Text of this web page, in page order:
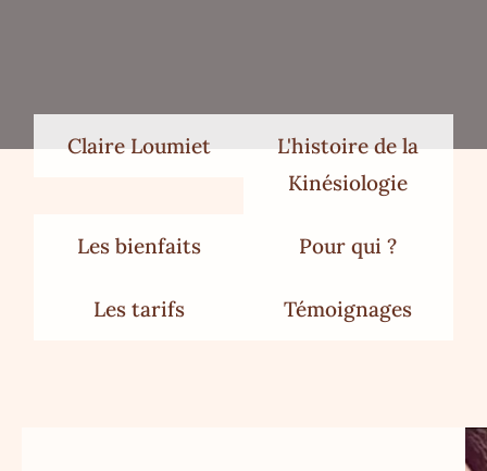
Claire Loumiet
L'histoire de la
Kinésiologie
Les bienfaits Pour qui ?
Les tarifs Témoignages